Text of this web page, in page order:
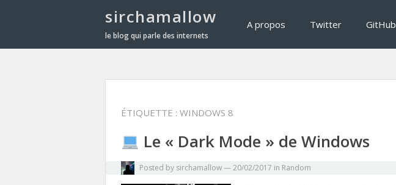
sirchamallow
le blog qui parle des internets
A propos Twitter GitHub
ÉTIQUETTE : WINDOWS 8
Le « Dark Mode » de Windows
Posted by sirchamallow—20/02/2017 in Random